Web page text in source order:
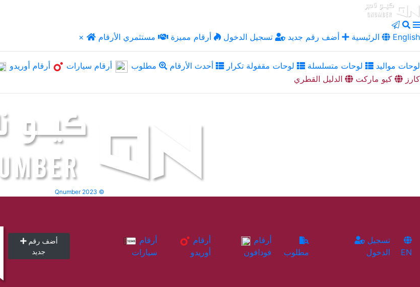
× الرئيسية أضف رقم جديد تسجيل الدخول أرقام مميزة مستثمري الأرقام English
لوحات مواليد لوحات متسلسلة لوحات مقفولة تكرار أحدث الأرقام مطلوب أرقام سيارات أرقام أوريدو
كارز
كيو ماركت الدليل القطري
Qnumber 2023 ©
أضف رقم
جديد
سيارات
أوريدو
فودافون
مطلوب
الدخول
EN